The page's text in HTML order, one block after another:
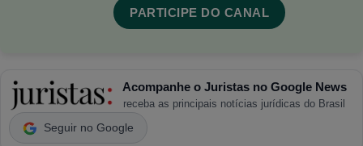
PARTICIPE DO CANAL
Acompanhe o Juristas no Google News
receba as principais notícias jurídicas do Brasil
Seguir no Google